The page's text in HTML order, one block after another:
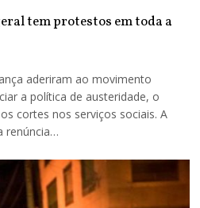
tem protestos em toda a
aderiram ao movimento
a política de austeridade, o
cortes nos serviços sociais. A
renúncia…